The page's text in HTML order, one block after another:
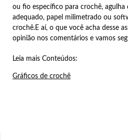
ou fio específico para crochê,
adequado, papel milimetrado ou
crochê.E aí, o que você acha desse
opinião nos comentários e vamos
Leia mais Conteúdos:
Gráficos de crochê